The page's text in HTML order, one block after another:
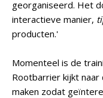
georganiseerd. Het
interactieve manier,
producten.'
Momenteel is de
Rootbarrier kijkt naar
maken zodat